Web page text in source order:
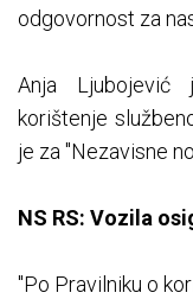
odgovornost za
Anja Ljubojević
korištenje
je za "Nezavisne
NS RS: Vozila
"Po Pravilniku o